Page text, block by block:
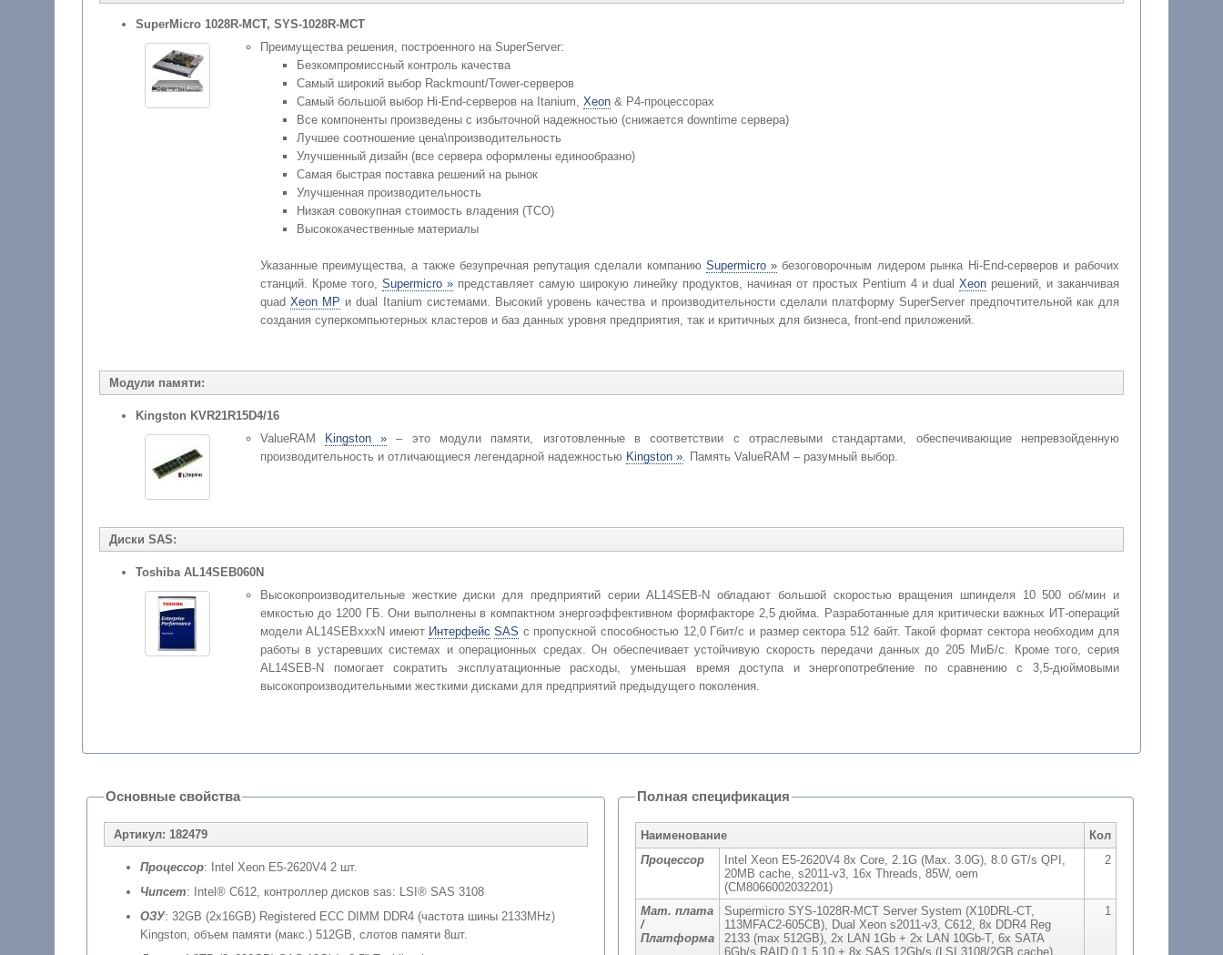
SuperMicro 1028R-MCT, SYS-1028R-MCT
Преимущества решения, построенного на SuperServer:
Безкомпромиссный контроль качества
Самый широкий выбор Rackmount/Tower-серверов
Самый большой выбор Hi-End-серверов на Itanium, Xeon& P4-процессорах
Все компоненты произведены с избыточной надежностью (снижается downtime сервера)
Лучшее соотношение цена\производительность
Улучшенный дизайн (все сервера оформлены единообразно)
Самая быстрая поставка решений на рынок
Улучшенная производительность
Низкая совокупная стоимость владения (TCO)
Высококачественные материалы
Указанные преимущества, а также безупречная репутация сделали компанию Supermicro »безоговорочным лидером рынка Hi-End-серверов и рабочих
станций. Кроме того, Supermicro »представляет самую широкую линейку продуктов, начиная от простых Pentium 4 и dual Xeonрешений, и заканчивая
quad Xeon MP и dual Itanium системами. Высокий уровень качества и производительности сделали платформу SuperServer предпочтительной как для
создания суперкомпьютерных кластеров и баз данных уровня предприятия, так и критичных для бизнеса, front-end приложений.
Модули памяти:
Kingston KVR21R15D4/16
ValueRAM
Kingston »– это модули памяти, изготовленные в соответствии с отраслевыми стандартами, обеспечивающие непревзойденную
производительность и отличающиеся легендарной надежностью Kingston ». Память ValueRAM – разумный выбор.
Диски SAS:
Toshiba AL14SEB060N
Высокопроизводительные жесткие диски для предприятий серии AL14SEB-N обладают большой скоростью вращения шпинделя 10 500 об/мин и
емкостью до 1200 ГБ. Они выполнены в компактном энергоэффективном формфакторе 2,5 дюйма. Разработанные для критически важных ИТ-операций
модели AL14SEBxxxN имеют Интерфейс SAS с пропускной способностью 12,0 Гбит/с и размер сектора 512 байт. Такой формат сектора необходим для
работы в устаревших системах и операционных средах. Он обеспечивает устойчивую скорость передачи данных до 205 МиБ/с. Кроме того, серия
AL14SEB-N помогает сократить эксплуатационные расходы, уменьшая время доступа и энергопотребление по сравнению с 3,5-дюймовыми
высокопроизводительными жесткими дисками для предприятий предыдущего поколения.
Основные свойства
Артикул: 182479
Процессор: Intel Xeon E5-2620V4 2 шт.
Чипсет: Intel® C612, контроллер дисков sas: LSI® SAS 3108
ОЗУ: 32GB (2x16GB) Registered ECC DIMM DDR4 (частота шины 2133MHz)
Kingston, объем памяти (макс.) 512GB, слотов памяти 8шт.
Полная спецификация
Наименование
Кол
Процессор
Intel Xeon E5-2620V4 8x Core, 2.1G (Max. 3.0G), 8.0 GT/s QPI,
20MB cache, s2011-v3, 16x Threads, 85W, oem
(CM8066002032201)
2
Мат. плата
/
Платформа
Supermicro SYS-1028R-MCT Server System (X10DRL-CT,
113MFAC2-605CB), Dual Xeon s2011-v3, C612, 8x DDR4 Reg
2133 (max 512GB), 2x LAN 1Gb + 2x LAN 10Gb-T, 6x SATA
6Gb/s RAID 0,1,5,10 + 8x SAS 12Gb/s (LSI 3108/2GB cache)
1